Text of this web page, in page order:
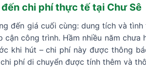
chi phí thực tế tại Chư Sê
đến giá cuối cùng: dung tích và
cận công trình. Hầm nhiều năm
khi hút – chi phí này được thông
phí di chuyển được tính thêm và